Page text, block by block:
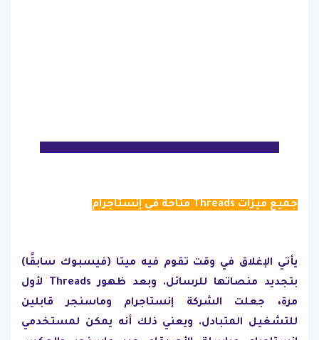
جميع ميزات Threads متاحة في إنستاجرام
يأتي الإغلاق في وقت تقوم فيه ميتا (فيسبوك سابقًا)
بتجديد منصاتها للرسائل. وبعد ظهور Threads لأول
مرة، جعلت الشركة إنستاجرام وماسنجر قابلين
للتشغيل المتبادل. ويعني ذلك أنه يمكن لمستخدمي